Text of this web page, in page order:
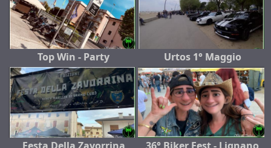
Top Win - Party Urtos 1° Maggio